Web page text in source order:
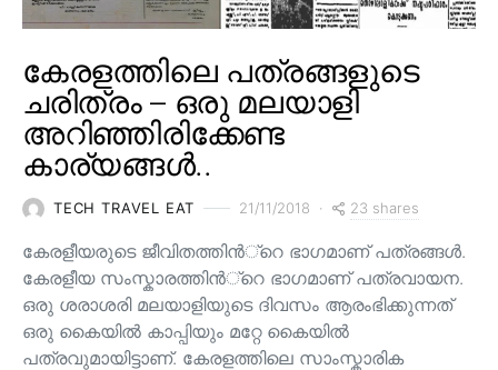
കേരളത്തിലെ പത്രങ്ങളുടെ
ചരിത്രം – ഒരു മലയാളി
അറിഞ്ഞിരിക്കേണ്ട
കാര്യങ്ങൾ..
TECH TRAVEL EAT 21/11/2018 23 shares
കേരളീയരുടെ ജീവിതത്തിന്‍്റെ ഭാഗമാണ് പത്രങ്ങള്‍.
കേരളീയ സംസ്കാരത്തിന്‍്റെ ഭാഗമാണ് പത്രവായന.
ഒരു ശരാശരി മലയാളിയുടെ ദിവസം ആരംഭിക്കുന്നത്
ഒരു കൈയില്‍ കാപ്പിയും മറ്റേ കൈയില്‍
പത്രവുമായിട്ടാണ്. കേരളത്തിലെ സാംസ്കാരിക